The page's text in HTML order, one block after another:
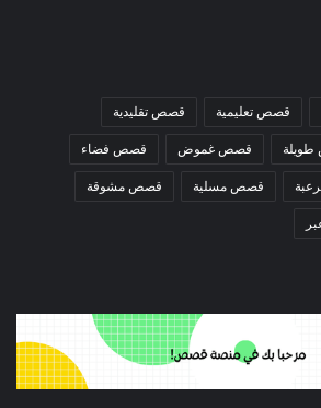
قصص تعليمية قصص تقليدية
قصص غموض قصص فضاء
قصص مسلية قصص مشوقة